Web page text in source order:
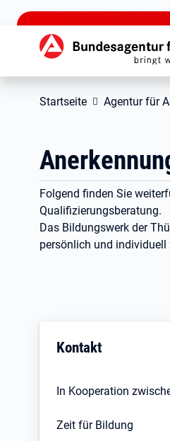
zu den Hauptinhalten springen
Hauptnavigation
Startseite Agentur für
Folgend finden Sie
Qualifizierungsberatung.
Das Bildungswerk der
persönlich und individuell
Kontakt
In Kooperation
Zeit für Bildung